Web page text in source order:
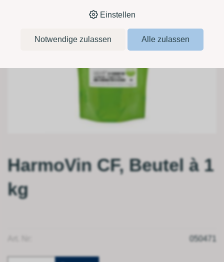
HarmoVin CF, Beutel à 1
kg
050471
Einstellen
Notwendige zulassen Alle zulassen